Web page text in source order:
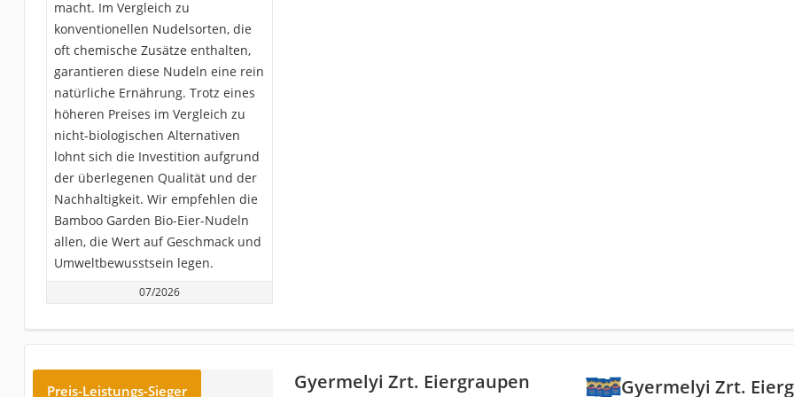
macht. Im Vergleich zu
konventionellen Nudelsorten, die
oft chemische Zusätze enthalten,
garantieren diese Nudeln eine rein
natürliche Ernährung. Trotz eines
höheren Preises im Vergleich zu
nicht-biologischen Alternativen
lohnt sich die Investition aufgrund
der überlegenen Qualität und der
Nachhaltigkeit. Wir empfehlen die
Bamboo Garden Bio-Eier-Nudeln
allen, die Wert auf Geschmack und
Umweltbewusstsein legen.
07/2026
‎Gyermelyi Zrt.
Preis-Leistungs-Sieger ‎Gyermelyi Zrt. Eiergraupen